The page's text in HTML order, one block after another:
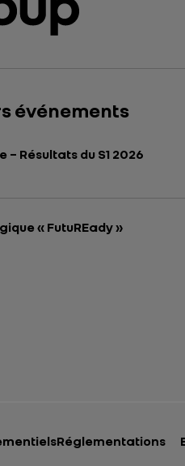
événements
Résultats du S1 2026
« FutuREady »
Réglementations